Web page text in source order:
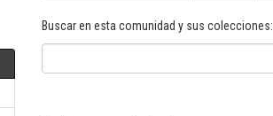
Buscar en esta comunidad y sus colecciones: